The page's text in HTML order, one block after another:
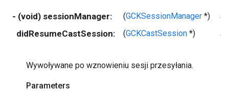
- (void) sessionManager: (GCKSessionManager *)
didResumeCastSession: (GCKCastSession *)
Wywoływane po wznowieniu sesji przesyłania.
Parameters